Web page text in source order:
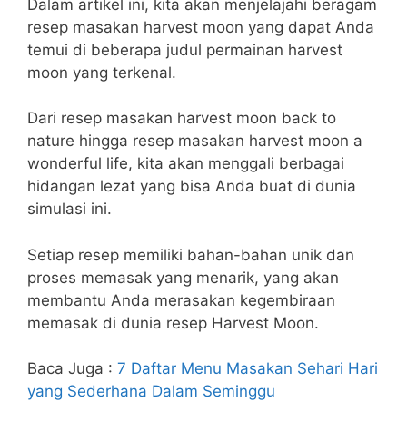
Dalam artikel ini, kita akan menjelajahi beragam
resep masakan harvest moon yang dapat Anda
temui di beberapa judul permainan harvest
moon yang terkenal.
Dari resep masakan harvest moon back to
nature hingga resep masakan harvest moon a
wonderful life, kita akan menggali berbagai
hidangan lezat yang bisa Anda buat di dunia
simulasi ini.
Setiap resep memiliki bahan-bahan unik dan
proses memasak yang menarik, yang akan
membantu Anda merasakan kegembiraan
memasak di dunia resep Harvest Moon.
Baca Juga : 7 Daftar Menu Masakan Sehari Hari
yang Sederhana Dalam Seminggu